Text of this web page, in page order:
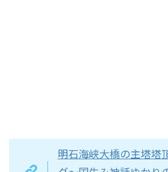
明石海峡大橋の主塔塔